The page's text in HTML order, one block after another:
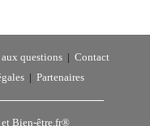
questions
Contact
Partenaires
Bien-être.fr®